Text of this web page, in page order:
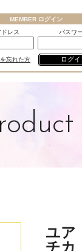
MEMBER ログイン
ドレス
パスワ
忘れた方 ログイ
ユ
チカ